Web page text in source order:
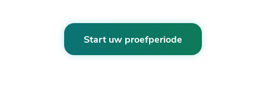
Start uw proefperiode